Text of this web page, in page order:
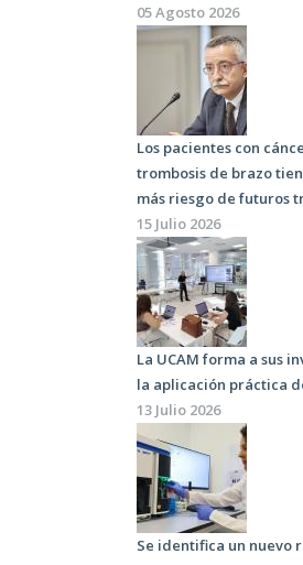
05 Agosto 2026
Los pacientes con
trombosis de brazo
más riesgo de futuros
15 Julio 2026
La UCAM forma a sus
la aplicación práctica
13 Julio 2026
Se identifica un nuevo